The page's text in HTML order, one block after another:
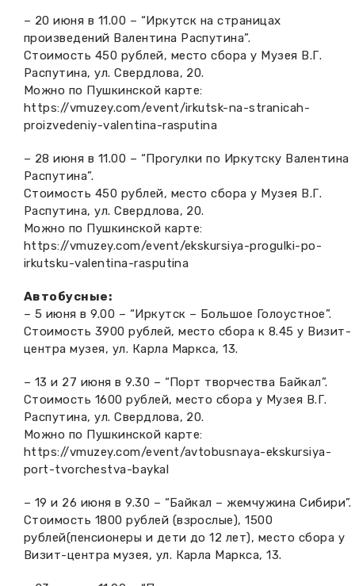
Дирекция
– 20 июня в 11.00 – “Иркутск на страницах
произведений Валентина Распутина”.
Стоимость 450 рублей, место сбора у Музея В.Г.
Распутина, ул. Свердлова, 20.
Можно по Пушкинской карте:
https://vmuzey.com/event/irkutsk-na-stranicah-
proizvedeniy-valentina-rasputina
– 28 июня в 11.00 – “Прогулки по Иркутску Валентина
Распутина”.
Стоимость 450 рублей, место сбора у Музея В.Г.
Распутина, ул. Свердлова, 20.
Можно по Пушкинской карте:
https://vmuzey.com/event/ekskursiya-progulki-po-
irkutsku-valentina-rasputina
Автобусные:
– 5 июня в 9.00 – “Иркутск – Большое Голоустное”.
Стоимость 3900 рублей, место сбора к 8.45 у Визит-
центра музея, ул. Карла Маркса, 13.
– 13 и 27 июня в 9.30 – “Порт творчества Байкал”.
Стоимость 1600 рублей, место сбора у Музея В.Г.
Распутина, ул. Свердлова, 20.
Можно по Пушкинской карте:
https://vmuzey.com/event/avtobusnaya-ekskursiya-
port-tvorchestva-baykal
– 19 и 26 июня в 9.30 – “Байкал – жемчужина Сибири”.
Стоимость 1800 рублей (взрослые), 1500
рублей(пенсионеры и дети до 12 лет), место сбора у
Визит-центра музея, ул. Карла Маркса, 13.